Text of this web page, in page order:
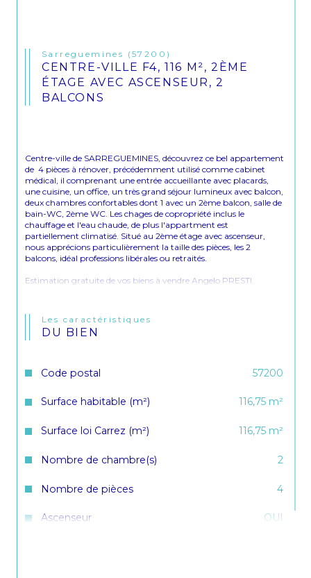
Sarreguemines (57200)
CENTRE-VILLE F4, 116 M², 2ÈME
ÉTAGE AVEC ASCENSEUR, 2
BALCONS
Centre-ville de SARREGUEMINES, découvrez ce bel appartement
de  4 pièces à rénover, précédemment utilisé comme cabinet
médical, il comprenant une entrée accueillante avec placards,
une cuisine, un office, un très grand séjour lumineux avec balcon,
deux chambres confortables dont 1 avec un 2ème balcon, salle de
bain-WC, 2ème WC. Les chages de copropriété inclus le
chauffage et l'eau chaude, de plus l'appartment est
partiellement climatisé. Situé au 2ème étage avec ascenseur,
nous apprécions particulièrement la taille des pièces, les 2
balcons, idéal professions libérales ou retraités.
Estimation gratuite de vos biens à vendre Angelo PRESTI.
Les caractéristiques
DU BIEN
Code postal 57200
Surface habitable (m²) 116,75 m²
Surface loi Carrez (m²) 116,75 m²
Nombre de chambre(s) 2
Nombre de pièces 4
Ascenseur
OUI